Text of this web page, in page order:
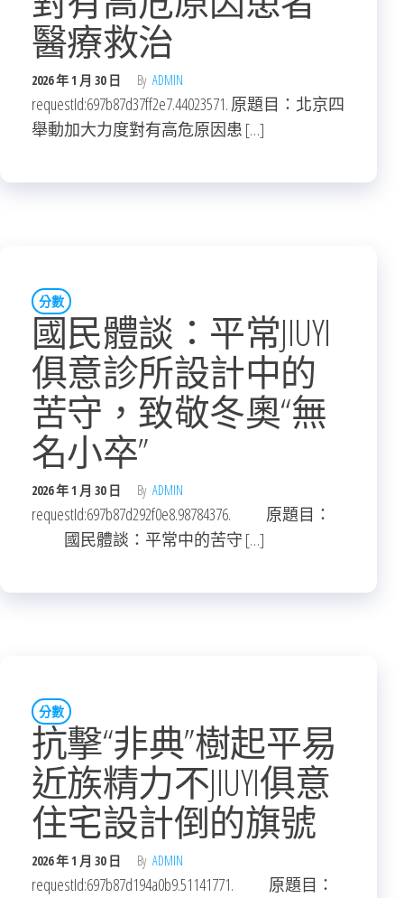
醫療救治
2026 年 1 月 30 日 By ADMIN
requestId:697b87d37ff2e7.44023571. 原題目：北京四
舉動加大力度對有高危原因患 […]
分數
國民體談：平常JIUYI
俱意診所設計中的
苦守，致敬冬奧“無
名小卒”
2026 年 1 月 30 日 By ADMIN
requestId:697b87d292f0e8.98784376. 原題目：
國民體談：平常中的苦守 […]
分數
抗擊“非典”樹起平易
近族精力不JIUYI俱意
住宅設計倒的旗號
2026 年 1 月 30 日 By ADMIN
requestId:697b87d194a0b9.51141771. 原題目：